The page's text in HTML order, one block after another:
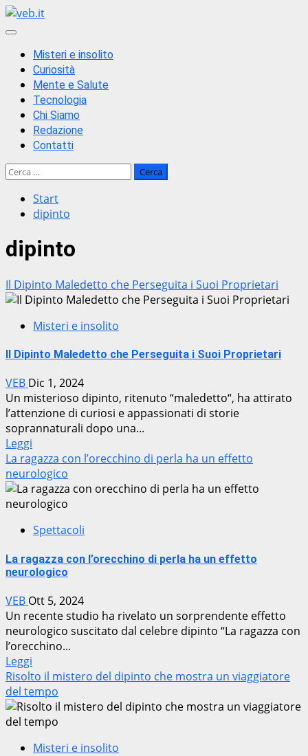
Zum
Inhalt
Primäres
MenüMisteri e insolito
Curiosità
Mente e Salute
Tecnologia
Chi Siamo
Redazione
Contatti
Ricerca
Start
dipinto
dipinto
Il Dipinto Maledetto che Perseguita i Suoi Proprietari
Misteri e insolito
Il Dipinto Maledetto che Perseguita i Suoi Proprietari
VEB Dic 1, 2024
Un misterioso dipinto, ritenuto “maledetto“, ha attirato
l’attenzione di curiosi e appassionati di storie
soprannaturali dopo una...
Leggi
La ragazza con l’orecchino di perla ha un effetto
neurologico
Spettacoli
La ragazza con l’orecchino di perla ha un effetto
neurologico
VEB Ott 5, 2024
Un recente studio ha rivelato un sorprendente effetto
neurologico suscitato dal celebre dipinto “La ragazza con
l’orecchino...
Leggi
Risolto il mistero del dipinto che mostra un viaggiatore
del tempo
Misteri e insolito